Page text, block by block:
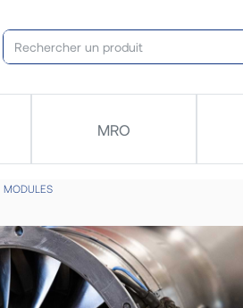
MRO
MODULES